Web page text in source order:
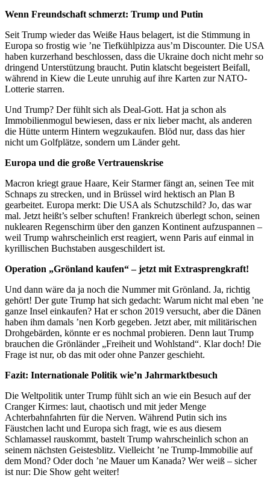
Wenn Freundschaft schmerzt: Trump und Putin
Seit Trump wieder das Weiße Haus belagert, ist die Stimmung in
Europa so frostig wie ’ne Tiefkühlpizza aus’m Discounter. Die USA
haben kurzerhand beschlossen, dass die Ukraine doch nicht mehr so
dringend Unterstützung braucht. Putin klatscht begeistert Beifall,
während in Kiew die Leute unruhig auf ihre Karten zur NATO-
Lotterie starren.
Und Trump? Der fühlt sich als Deal-Gott. Hat ja schon als
Immobilienmogul bewiesen, dass er nix lieber macht, als anderen
die Hütte unterm Hintern wegzukaufen. Blöd nur, dass das hier
nicht um Golfplätze, sondern um Länder geht.
Europa und die große Vertrauenskrise
Macron kriegt graue Haare, Keir Starmer fängt an, seinen Tee mit
Schnaps zu strecken, und in Brüssel wird hektisch an Plan B
gearbeitet. Europa merkt: Die USA als Schutzschild? Jo, das war
mal. Jetzt heißt’s selber schuften! Frankreich überlegt schon, seinen
nuklearen Regenschirm über den ganzen Kontinent aufzuspannen –
weil Trump wahrscheinlich erst reagiert, wenn Paris auf einmal in
kyrillischen Buchstaben ausgeschildert ist.
Operation „Grönland kaufen“ – jetzt mit Extrasprengkraft!
Und dann wäre da ja noch die Nummer mit Grönland. Ja, richtig
gehört! Der gute Trump hat sich gedacht: Warum nicht mal eben ’ne
ganze Insel einkaufen? Hat er schon 2019 versucht, aber die Dänen
haben ihm damals ’nen Korb gegeben. Jetzt aber, mit militärischen
Drohgebärden, könnte er es nochmal probieren. Denn laut Trump
brauchen die Grönländer „Freiheit und Wohlstand“. Klar doch! Die
Frage ist nur, ob das mit oder ohne Panzer geschieht.
Fazit: Internationale Politik wie’n Jahrmarktbesuch
Die Weltpolitik unter Trump fühlt sich an wie ein Besuch auf der
Cranger Kirmes: laut, chaotisch und mit jeder Menge
Achterbahnfahrten für die Nerven. Während Putin sich ins
Fäustchen lacht und Europa sich fragt, wie es aus diesem
Schlamassel rauskommt, bastelt Trump wahrscheinlich schon an
seinem nächsten Geistesblitz. Vielleicht ’ne Trump-Immobilie auf
dem Mond? Oder doch ’ne Mauer um Kanada? Wer weiß – sicher
ist nur: Die Show geht weiter!